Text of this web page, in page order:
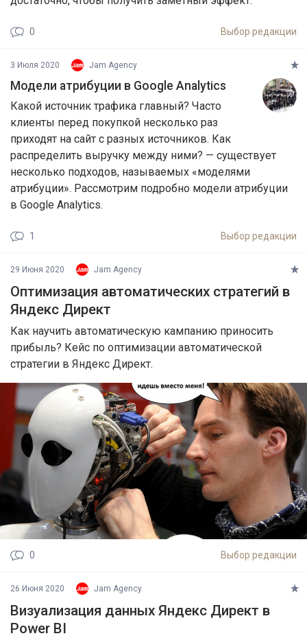
Выбор редакции
0
3 Июля 2020 Jam Agency
Модели атрибуции в Google Analytics
Какой источник трафика главный? Часто
клиенты перед покупкой несколько раз
приходят на сайт с разных источников. Как
распределить выручку между ними? — существует
несколько подходов, называемых «моделями
атрибуции». Рассмотрим подробно модели атрибуции
в Google Analytics.
Выбор редакции
1
29 Июня 2020 Jam Agency
Оптимизация автоматических стратегий в
Яндекс Директ
Как научить автоматическую кампанию приносить
прибыль? Кейс по оптимизации автоматической
стратегии в Яндекс Директ.
Выбор редакции
0
26 Июня 2020 Jam Agency
Визуализация данных Яндекс Директ в
Power BI